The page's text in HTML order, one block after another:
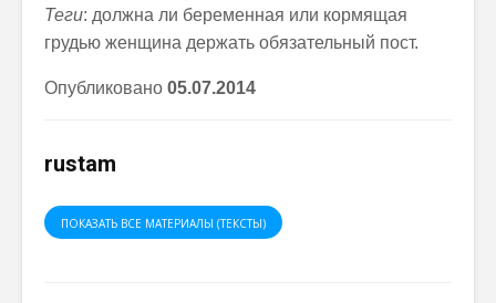
Теги: должна ли беременная или кормящая
грудью женщина держать обязательный пост.
Опубликовано 05.07.2014
rustam
ПОКАЗАТЬ ВСЕ МАТЕРИАЛЫ (ТЕКСТЫ)